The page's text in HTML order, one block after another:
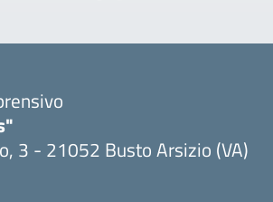
3 - 21052 Busto Arsizio (VA)